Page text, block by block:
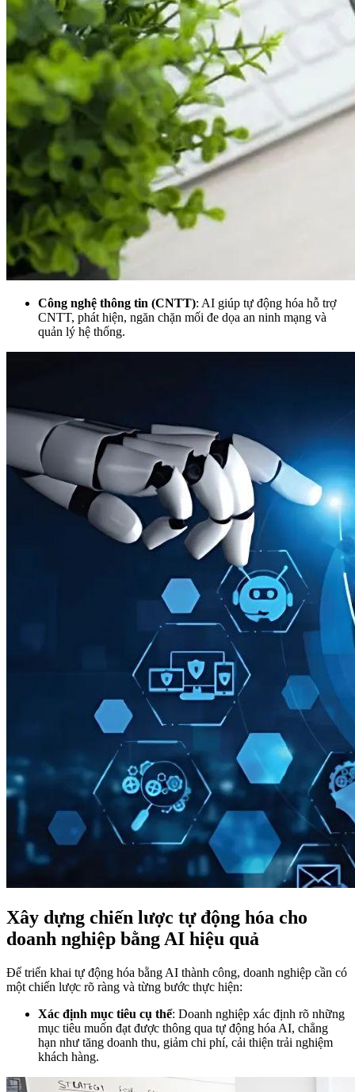
Công nghệ thông tin (CNTT): AI giúp tự động hóa hỗ trợ
CNTT, phát hiện, ngăn chặn mối đe dọa an ninh mạng và
quản lý hệ thống.
Xây dựng chiến lược tự động hóa cho
doanh nghiệp bằng AI hiệu quả
Để triển khai tự động hóa bằng AI thành công, doanh nghiệp cần có
một chiến lược rõ ràng và từng bước thực hiện:
Xác định mục tiêu cụ thể: Doanh nghiệp xác định rõ những
mục tiêu muốn đạt được thông qua tự động hóa AI, chẳng
hạn như tăng doanh thu, giảm chi phí, cải thiện trải nghiệm
khách hàng.